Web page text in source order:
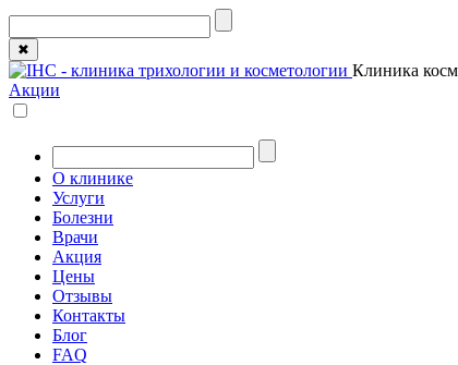
✖
Клиника
Акции
О клинике
Услуги
Болезни
Врачи
Акция
Цены
Отзывы
Контакты
Блог
FAQ